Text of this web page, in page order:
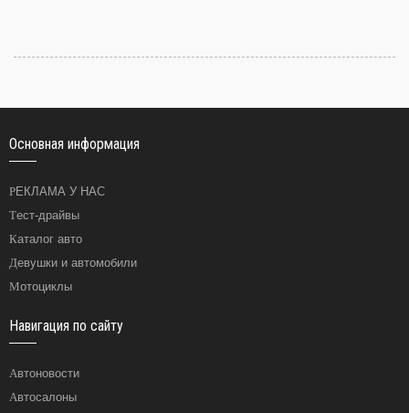
Основная информация
РЕКЛАМА У НАС
Тест-драйвы
Каталог авто
Девушки и автомобили
Мотоциклы
Навигация по сайту
Автоновости
Автосалоны